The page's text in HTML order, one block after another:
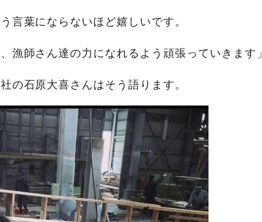
言葉にならないほど嬉しいです。
漁師さん達の力になれるよう頑張っていきます」
の石原大喜さんはそう語ります。